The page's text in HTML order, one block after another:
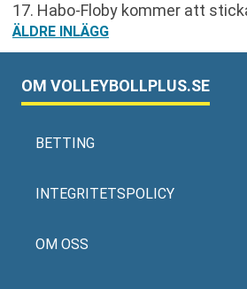
17. Habo-Floby kommer att
INLÄGGSNAVIGERING
ÄLDRE INLÄGG
OM VOLLEYBOLLPLUS.SE
BETTING
INTEGRITETSPOLICY
OM OSS